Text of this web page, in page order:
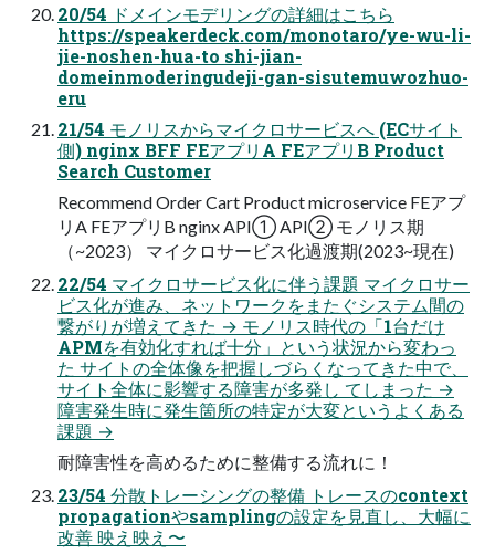
20/54 ドメインモデリングの詳細はこちら
https://speakerdeck.com/monotaro/ye-wu-li-
jie-noshen-hua-to shi-jian-
domeinmoderingudeji-gan-sisutemuwozhuo-
eru
21/54 モノリスからマイクロサービスへ (ECサイト
側) nginx BFF FEアプリA FEアプリB Product
Search Customer
Recommend Order Cart Product microservice FEアプ
リA FEアプリB nginx API① API② モノリス期
（~2023） マイクロサービス化過渡期(2023~現在)
22/54 マイクロサービス化に伴う課題 マイクロサー
ビス化が進み、ネットワークをまたぐシステム間の
繋がりが増えてきた → モノリス時代の「1台だけ
APMを有効化すれば十分」という状況から変わっ
た サイトの全体像を把握しづらくなってきた中で、
サイト全体に影響する障害が多発し てしまった →
障害発生時に発生箇所の特定が大変というよくある
課題 →
耐障害性を高めるために整備する流れに！
23/54 分散トレーシングの整備 トレースのcontext
propagationやsamplingの設定を見直し、大幅に
改善 映え映え〜